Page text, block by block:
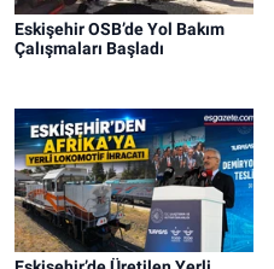
Eskişehir OSB’de Yol Bakım
Çalışmaları Başladı